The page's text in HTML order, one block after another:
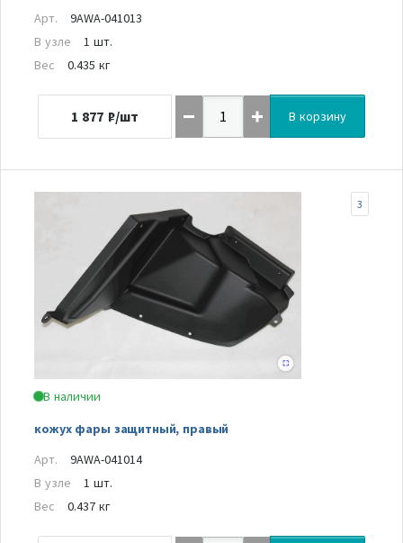
Арт.
9AWA-041013
В узле
1 шт.
Вес
0.435 кг
1 877 ₽/шт В корзину
В наличии
кожух фары защитный, правый
3
Арт.
9AWA-041014
В узле
1 шт.
Вес
0.437 кг